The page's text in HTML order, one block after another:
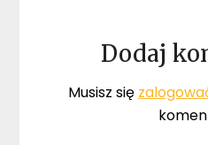
Dodaj
Musisz się